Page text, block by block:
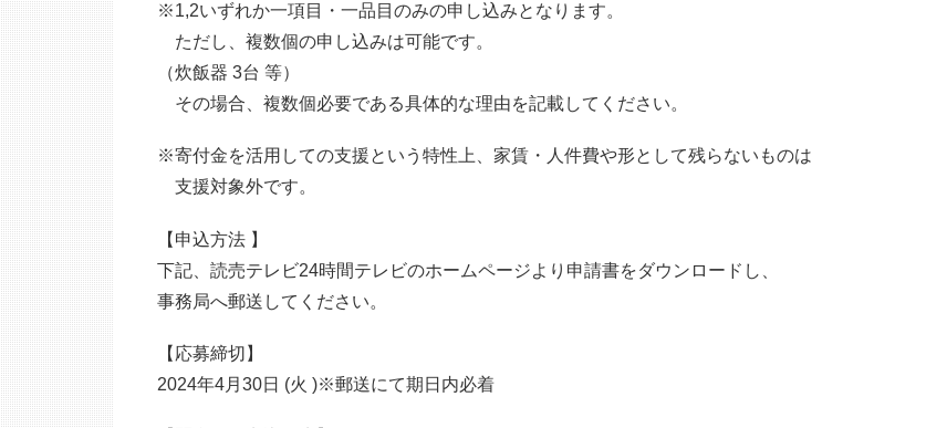
※1,2いずれか一項目・一品目のみの申し込みとなります。
ただし、複数個の申し込みは可能です。
（炊飯器 3台 等）
その場合、複数個必要である具体的な理由を記載してください。
※寄付金を活用しての支援という特性上、家賃・人件費や形として残らないものは
支援対象外です。
【申込方法 】
下記、読売テレビ24時間テレビのホームページより申請書をダウンロードし、
事務局へ郵送してください。
【応募締切】
2024年4月30日 (火 )※郵送にて期日内必着